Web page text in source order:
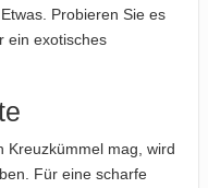
Probieren Sie es
ein exotisches
Kreuzkümmel mag, wird
Für eine scharfe